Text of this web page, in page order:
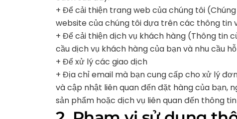
+ Để cải thiện trang web của chúng tôi
website của chúng tôi dựa trên các thông tin
+ Để cải thiện dịch vụ khách hàng (Thông tin
cầu dịch vụ khách hàng của bạn và nhu cầu
+ Để xử lý các giao dịch
+ Địa chỉ email mà bạn cung cấp cho xử lý
và cập nhật liên quan đến đặt hàng của bạn,
sản phẩm hoặc dịch vụ liên quan đến thông tin